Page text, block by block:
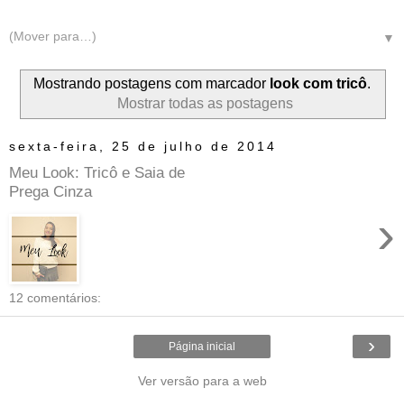
▼
Mostrando postagens com marcador look com tricô.
Mostrar todas as postagens
sexta-feira, 25 de julho de 2014
Meu Look: Tricô e Saia de
Prega Cinza
›
12 comentários:
›
Página inicial
Ver versão para a web